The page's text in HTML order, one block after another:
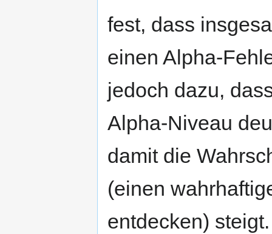
fest, dass
einen Alpha-
jedoch dazu,
Alpha-Niveau
damit die
(einen
entdecken) steigt.